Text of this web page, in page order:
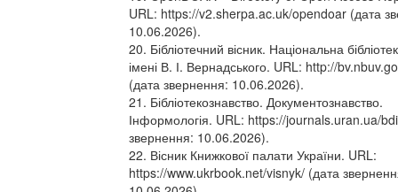
URL: https://v2.sherpa.ac.uk/opendoar (дата
10.06.2026).
20. Бібліотечний вісник. Національна
імені В. І. Вернадського. URL: http://
(дата звернення: 10.06.2026).
21. Бібліотекознавство. Документознавство.
Інформологія. URL: https://journals.uran.ua/
звернення: 10.06.2026).
22. Вісник Книжкової палати України. URL:
https://www.ukrbook.net/visnyk/ (дата